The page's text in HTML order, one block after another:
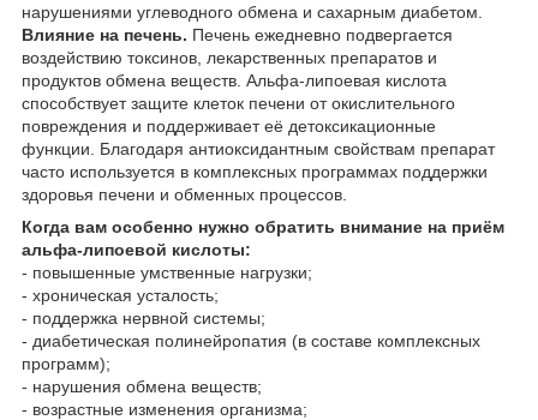
нарушениями углеводного обмена и сахарным диабетом.
Влияние на печень. Печень ежедневно подвергается
воздействию токсинов, лекарственных препаратов и
продуктов обмена веществ. Альфа-липоевая кислота
способствует защите клеток печени от окислительного
повреждения и поддерживает её детоксикационные
функции. Благодаря антиоксидантным свойствам препарат
часто используется в комплексных программах поддержки
здоровья печени и обменных процессов.
Когда вам особенно нужно обратить внимание на приём
альфа-липоевой кислоты:
- повышенные умственные нагрузки;
- хроническая усталость;
- поддержка нервной системы;
- диабетическая полинейропатия (в составе комплексных
программ);
- нарушения обмена веществ;
- возрастные изменения организма;